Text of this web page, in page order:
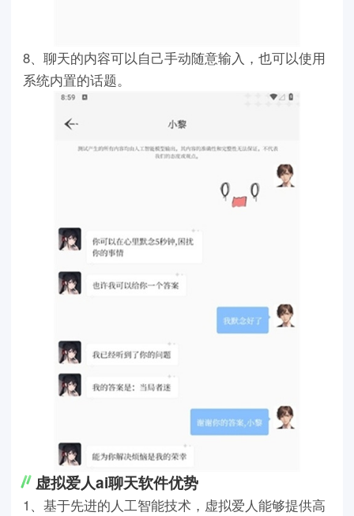
8、聊天的内容可以自己手动随意输入，也可以使用
系统内置的话题。
虚拟爱人ai聊天软件优势
1、基于先进的人工智能技术，虚拟爱人能够提供高